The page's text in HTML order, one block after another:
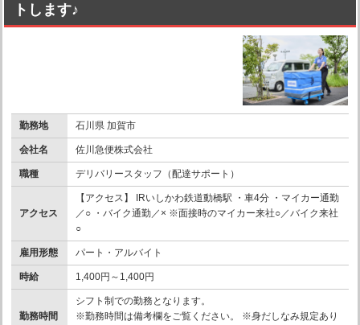
トします♪
勤務地 石川県 加賀市
会社名 佐川急便株式会社
職種 デリバリースタッフ（配達サポート）
アクセス
【アクセス】 IRいしかわ鉄道動橋駅 ・車4分 ・マイカー通勤
／○ ・バイク通勤／× ※面接時のマイカー来社○／バイク来社
○
雇用形態 パート・アルバイト
時給 1,400円～1,400円
勤務時間
シフト制での勤務となります。
※勤務時間は備考欄をご覧ください。 ※身だしなみ規定あり